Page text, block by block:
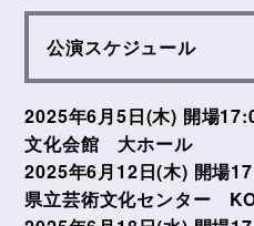
公演スケジュール
2025年6月5日(木) 開場
文化会館 大ホール
2025年6月12日(木) 開場
県立芸術文化センター